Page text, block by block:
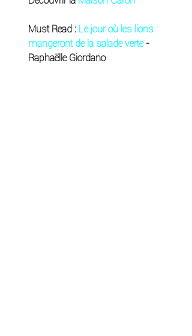
Must Read : Le jour où les lions
mangeront de la salade verte -
Raphaëlle Giordano